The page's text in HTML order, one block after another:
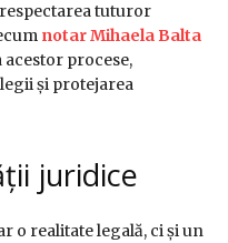
tuturor
notar Mihaela Balta
procese,
și protejarea
juridice
o realitate legală, ci și un